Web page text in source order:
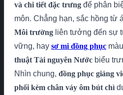
và chi tiết đặc trưng để phân
môn. Chẳng hạn, sắc hồng từ
Môi trường liên tưởng đến sự
vững, hay sơ mi đồng phục
thuật Tài nguyên Nước biểu
Nhìn chung, đồng phục giảng
phối kèm chân váy ôm bút chì